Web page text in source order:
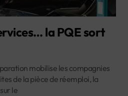
la PQE sort
mobilise les compagnies
de la pièce de réemploi, la
le